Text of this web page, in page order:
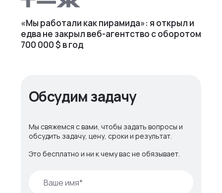
«Мы работали как пирамида»: я открыл и
едва не закрыл веб⁠-⁠агентство с оборотом
700 000 $ в год
Обсудим задачу
Мы свяжемся с вами, чтобы задать вопросы и
обсудить задачу, цену, сроки и результат.
Это бесплатно и ни к чему вас не обязывает.